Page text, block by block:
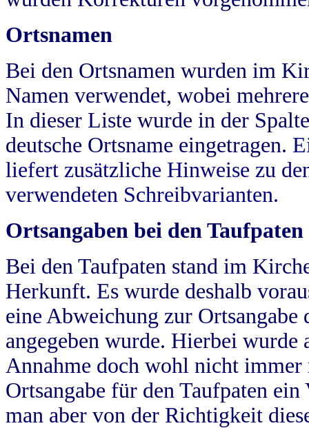
Ortsnamen
Bei den Ortsnamen wurden im
Namen verwendet, wobei
In dieser Liste wurde in der
deutsche Ortsname eingetragen.
liefert zusätzliche Hinweise zu
verwendeten Schreibvarianten.
Ortsangaben bei den Taufpaten
Bei den Taufpaten stand im
Herkunft. Es wurde deshalb
eine Abweichung zur
angegeben wurde. Hierbei wurde
Annahme doch wohl nicht
Ortsangabe für den Taufpaten
man aber von der Richtigkeit